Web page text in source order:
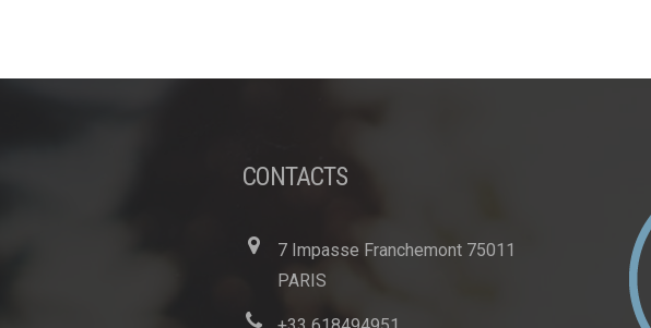
CONTACTS
7 Impasse Franchemont 75011
PARIS